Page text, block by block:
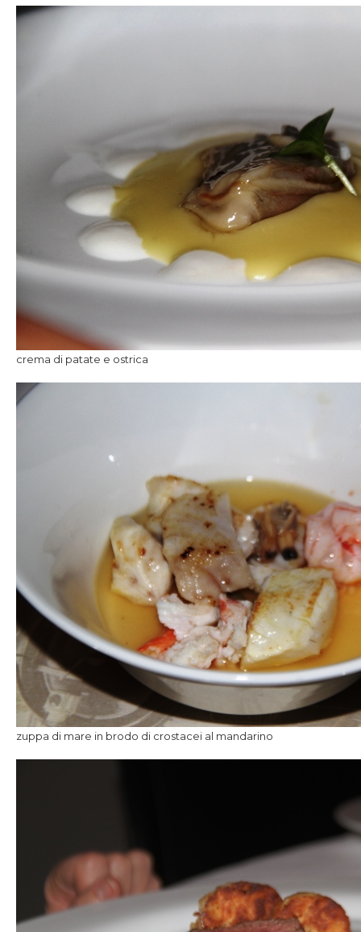
crema di patate e ostrica
zuppa di mare in brodo di crostacei al mandarino